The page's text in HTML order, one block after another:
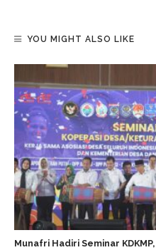
YOU MIGHT ALSO LIKE
Munafri Hadiri Seminar